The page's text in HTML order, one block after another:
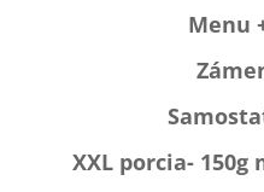
Menu
XXL porcia- 150g